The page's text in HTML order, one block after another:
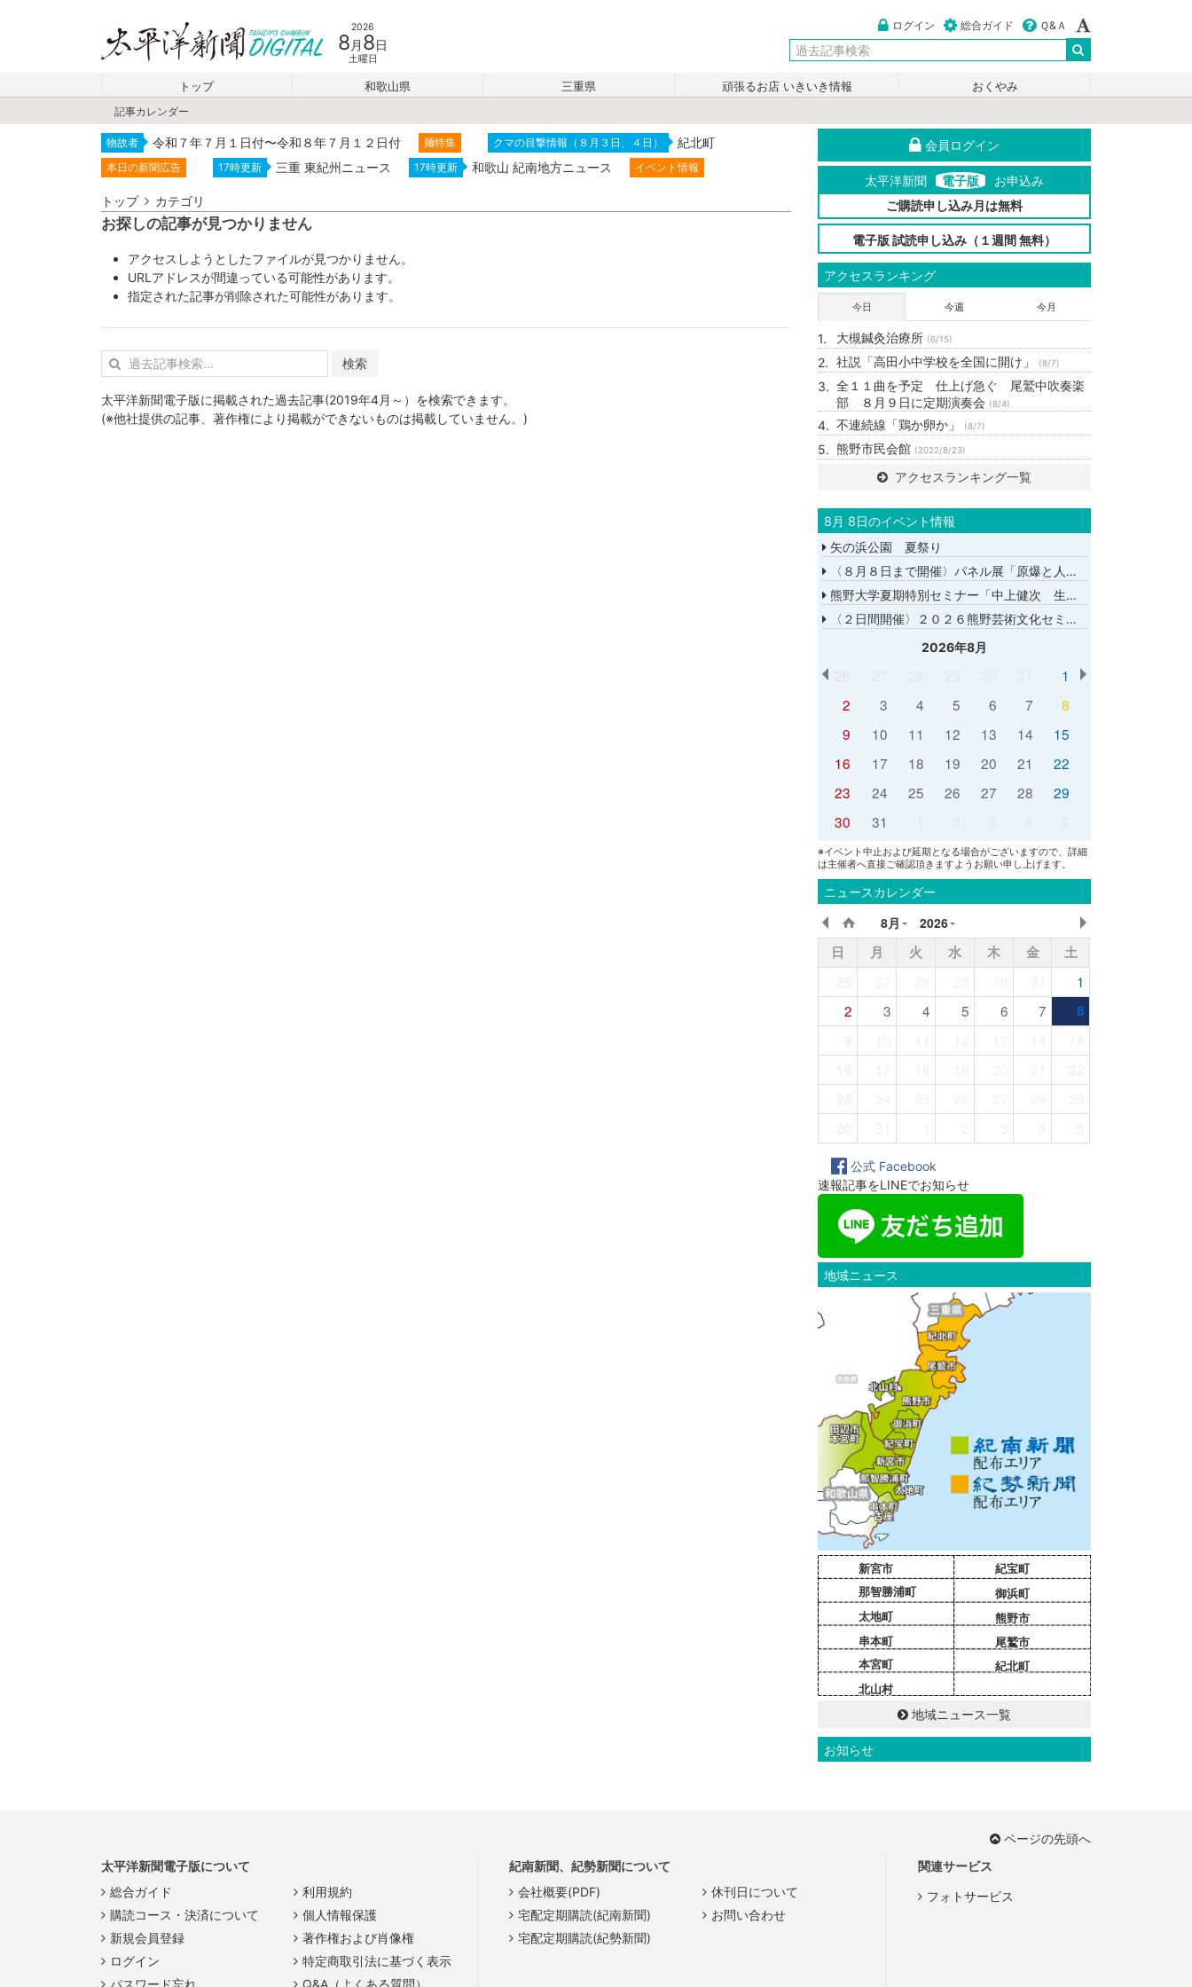
2026
8 月 8日
土曜日
ログイン 総合ガイド Ｑ&Ａ
トップ 和歌山県 三重県 頑張るお店 いきいき情報
おくやみ
記事カレンダー
物故者 令和７年７月１日付〜令和８年７月１２日付 麺特集 クマの目撃情報（８月３日、４日） 紀北町
本日の新聞広告 17時更新 三重 東紀州ニュース 17時更新 和歌山 紀南地方ニュース イベント情報
トップ カテゴリ
お探しの記事が見つかりません
アクセスしようとしたファイルが見つかりません。
URLアドレスが間違っている可能性があります。
指定された記事が削除された可能性があります。
検索
太平洋新聞電子版に掲載された過去記事(2019年4月～）を検索できます。
(※他社提供の記事、著作権により掲載ができないものは掲載していません。)
会員ログイン
太平洋新聞 電子版
お申込み
ご購読申し込み月は無料
電子版 試読申し込み（１週間 無料）
アクセスランキング
今日 今週 今月
大槻鍼灸治療所 (6/15)
社説「高田小中学校を全国に開け」 (8/7)
全１１曲を予定 仕上げ急ぐ 尾鷲中吹奏楽
部 ８月９日に定期演奏会 (8/4)
不連続線「鶏か卵か」 (8/7)
熊野市民会館 (2022/8/23)
アクセスランキング一覧
8月 8日のイベント情報
矢の浜公園 夏祭り
〈８月８日まで開催〉パネル展「原爆と人間展」
熊野大学夏期特別セミナー「中上健次 生誕８０年－時代へのまなざし－」
〈２日間開催〉２０２６熊野芸術文化セミナー
2026年8月
26
1
2
3 4 5 6 7
8
9
10 11 12 13 14
15
16
17 18 19 20 21
22
23
24 25 26 27 28
29
30
31 5
※イベント中止および延期となる場合がございますので、詳細
は主催者へ直接ご確認頂きますようお願い申し上げます。
ニュースカレンダー
8月 2026
日 月 火 水 木 金
土
26
1
2
3 4 5 6 7
8
9
15
16
22
23
29
30
5
公式 Facebook
速報記事をLINEでお知らせ
地域ニュース
新宮市
那智勝浦町
太地町
串本町
本宮町
北山村
紀宝町
御浜町
熊野市
尾鷲市
紀北町
地域ニュース一覧
お知らせ
ページの先頭へ
太平洋新聞電子版について
総合ガイド
購読コース・決済について
新規会員登録
ログイン
パスワード忘れ
利用規約
個人情報保護
著作権および肖像権
特定商取引法に基づく表示
Q&A（よくある質問）
紀南新聞、紀勢新聞について
会社概要(PDF)
宅配定期購読(紀南新聞)
宅配定期購読(紀勢新聞)
休刊日について
お問い合わせ
関連サービス
フォトサービス